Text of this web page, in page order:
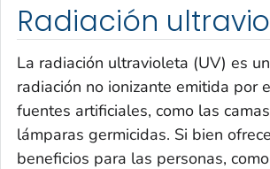
Radiación
La radiación ultravioleta (UV) es
radiación no ionizante emitida por
fuentes artificiales, como las
lámparas germicidas. Si bien
beneficios para las personas,